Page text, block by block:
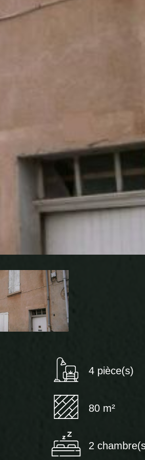
4 pièce(s)
80 m²
2